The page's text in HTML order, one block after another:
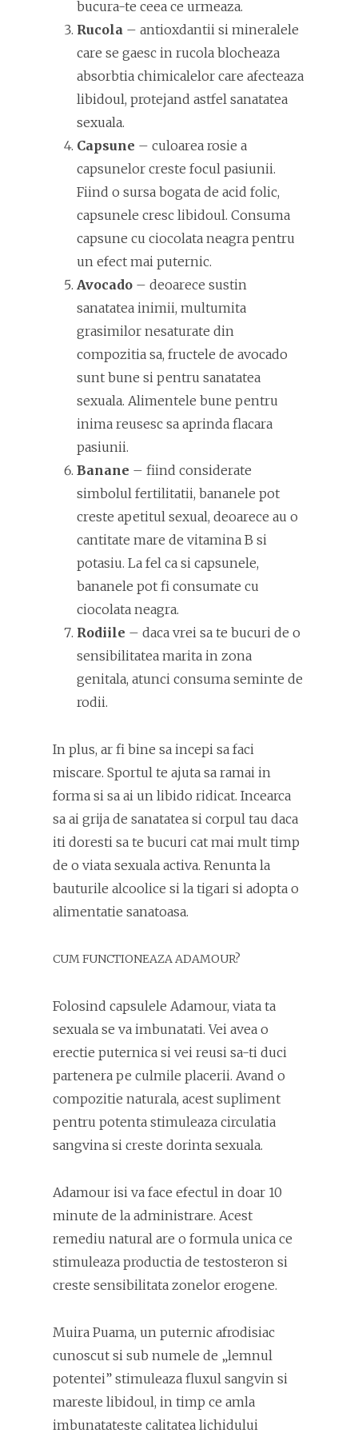
bucura-te ceea ce urmeaza.
Rucola – antioxdantii si mineralele
care se gaesc in rucola blocheaza
absorbtia chimicalelor care afecteaza
libidoul, protejand astfel sanatatea
sexuala.
Capsune – culoarea rosie a
capsunelor creste focul pasiunii.
Fiind o sursa bogata de acid folic,
capsunele cresc libidoul. Consuma
capsune cu ciocolata neagra pentru
un efect mai puternic.
Avocado – deoarece sustin
sanatatea inimii, multumita
grasimilor nesaturate din
compozitia sa, fructele de avocado
sunt bune si pentru sanatatea
sexuala. Alimentele bune pentru
inima reusesc sa aprinda flacara
pasiunii.
Banane – fiind considerate
simbolul fertilitatii, bananele pot
creste apetitul sexual, deoarece au o
cantitate mare de vitamina B si
potasiu. La fel ca si capsunele,
bananele pot fi consumate cu
ciocolata neagra.
Rodiile – daca vrei sa te bucuri de o
sensibilitatea marita in zona
genitala, atunci consuma seminte de
rodii.
In plus, ar fi bine sa incepi sa faci
miscare. Sportul te ajuta sa ramai in
forma si sa ai un libido ridicat. Incearca
sa ai grija de sanatatea si corpul tau daca
iti doresti sa te bucuri cat mai mult timp
de o viata sexuala activa. Renunta la
bauturile alcoolice si la tigari si adopta o
alimentatie sanatoasa.
CUM FUNCTIONEAZA ADAMOUR?
Folosind capsulele Adamour, viata ta
sexuala se va imbunatati. Vei avea o
erectie puternica si vei reusi sa-ti duci
partenera pe culmile placerii. Avand o
compozitie naturala, acest supliment
pentru potenta stimuleaza circulatia
sangvina si creste dorinta sexuala.
Adamour isi va face efectul in doar 10
minute de la administrare. Acest
remediu natural are o formula unica ce
stimuleaza productia de testosteron si
creste sensibilitata zonelor erogene.
Muira Puama, un puternic afrodisiac
cunoscut si sub numele de „lemnul
potentei” stimuleaza fluxul sangvin si
mareste libidoul, in timp ce amla
imbunatateste calitatea lichidului